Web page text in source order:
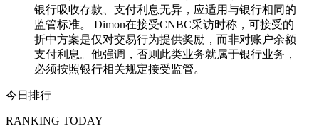
银行吸收存款、支付利息无异，应适用与银行相同的
监管标准。 Dimon在接受CNBC采访时称，可接受的
折中方案是仅对交易行为提供奖励，而非对账户余额
支付利息。他强调，否则此类业务就属于银行业务，
必须按照银行相关规定接受监管。
今日排行
RANKING TODAY